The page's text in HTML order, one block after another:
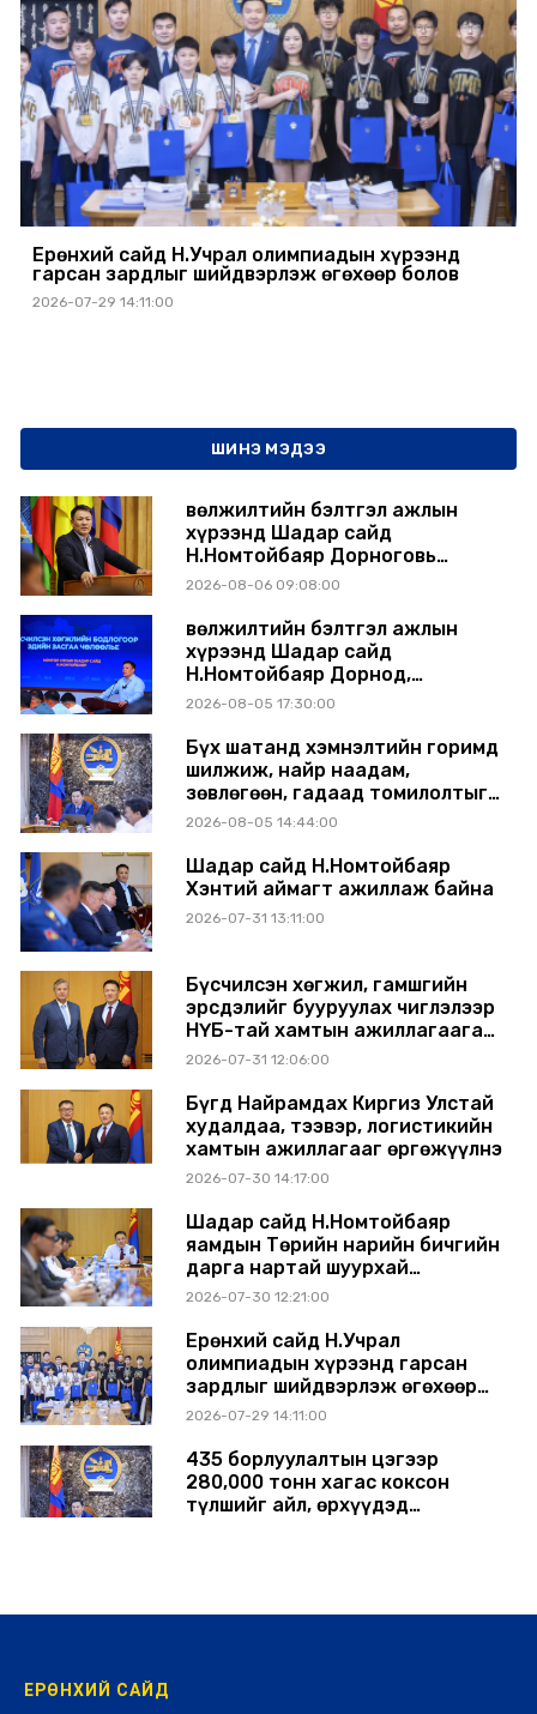
Ерөнхий сайд Н.Учрал олимпиадын хүрээнд
гарсан зардлыг шийдвэрлэж өгөхөөр болов
2026-07-29 14:11:00
ШИНЭ МЭДЭЭ
Өвөлжилтийн бэлтгэл ажлын
хүрээнд Шадар сайд
Н.Номтойбаяр Дорноговь
аймагт ажиллав
2026-08-06 09:08:00
Өвөлжилтийн бэлтгэл ажлын
хүрээнд Шадар сайд
Н.Номтойбаяр Дорнод,
Сүхбаатар аймагт ажиллав
2026-08-05 17:30:00
Бүх шатанд хэмнэлтийн горимд
шилжиж, найр наадам,
зөвлөгөөн, гадаад томилолтыг
хориглолоо
2026-08-05 14:44:00
Шадар сайд Н.Номтойбаяр
Хэнтий аймагт ажиллаж байна
2026-07-31 13:11:00
Бүсчилсэн хөгжил, гамшгийн
эрсдэлийг бууруулах чиглэлээр
НҮБ-тай хамтын ажиллагаагаа
өргөжүүлэхээр санал солилцлоо
2026-07-31 12:06:00
Бүгд Найрамдах Киргиз Улстай
худалдаа, тээвэр, логистикийн
хамтын ажиллагааг өргөжүүлнэ
2026-07-30 14:17:00
Шадар сайд Н.Номтойбаяр
яамдын Төрийн нарийн бичгийн
дарга нартай шуурхай
хуралдлаа
2026-07-30 12:21:00
Ерөнхий сайд Н.Учрал
олимпиадын хүрээнд гарсан
зардлыг шийдвэрлэж өгөхөөр
болов
2026-07-29 14:11:00
435 борлуулалтын цэгээр
280,000 тонн хагас коксон
түлшийг айл, өрхүүдэд
ЕРӨНХИЙ САЙД